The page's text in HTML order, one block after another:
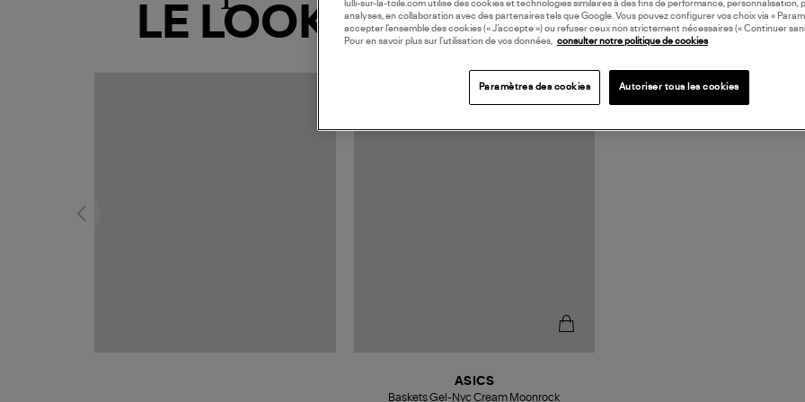
LE LOOK
ASICS
Baskets Gel-Nyc Cream Moonrock
lulli-sur-la-toile.com utilise des cookies et technologies similaires à des fins de performance, personnalisation,
analyses, en collaboration avec des partenaires tels que Google. Vous pouvez configurer vos choix via «
accepter l’ensemble des cookies (« J’accepte ») ou refuser ceux non strictement nécessaires (« Continuer
Pour en savoir plus sur l’utilisation de vos données, consulter notre politique de cookies
Paramètres des cookies Autoriser tous les cookies